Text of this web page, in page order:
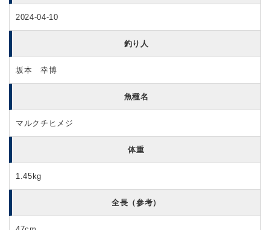
2024-04-10
釣り人
坂本 幸博
魚種名
マルクチヒメジ
体重
1.45kg
全長（参考）